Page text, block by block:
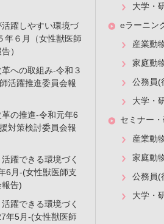
判定に時間を要する疾患と認識しなけ
筆者は初期導入より併用している．2
わり，貧血が寛解する症例では長期予
り輸血回数が減少し，また網状赤血球
実施後に，プレドニゾロン及びミコフ
にミコフェノール酸モフェチルを休薬
での網状赤血球数の増加を認め，その8
休薬とし，免疫抑制療法休止後2 カ月
H, Ohmi A, Ohno K, TsujimotoH
bonemarrow disorders, J Vet Med
躍しやすい環境づ
年６月（女性獣医師
）
への取組み-令和３
活躍推進委員会報
の推進-令和元年6
対策検討委員会報
躍できる環境づく
6月-(女性獣医師支
告)
躍できる環境づく
年5月-(女性獣医師
大学・
eラーニン
産業動
家庭動
公務員(
大学・
セミナー
産業動
家庭動
公務員(
大学・